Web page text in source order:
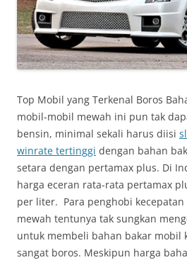
Top Mobil yang Terkenal Boros
mobil-mobil mewah ini pun tak
bensin, minimal sekali harus diisi
winrate tertinggi dengan bahan
setara dengan pertamax plus. Di
harga eceran rata-rata pertamax
per liter. Para penghobi
mewah tentunya tak sungkan
untuk membeli bahan bakar mobil
sangat boros. Meskipun harga